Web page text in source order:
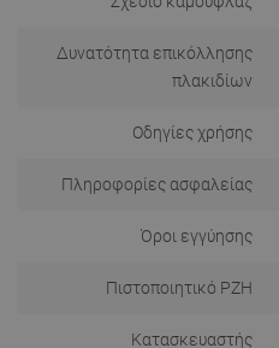
Δυνατότητα επικόλλησης
πλακιδίων
Οδηγίες χρήσης
Πληροφορίες ασφαλείας
Όροι εγγύησης
Πιστοποιητικό PZH
Κατασκευαστής